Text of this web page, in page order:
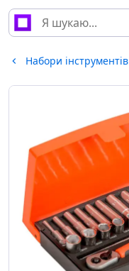
Набори інструментів